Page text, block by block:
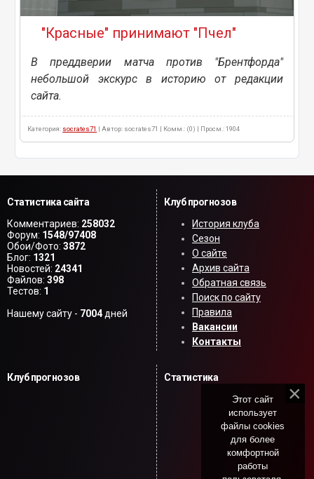
"Красные" принимают "Пчел"
В преддверии матча против "Брентфорда"
небольшой экскурс в историю от редакции
сайта.
Категория: socrates71 | Автор: socrates71 | Комм.: (0) | Просм.: 1904
Статистика сайта
Комментариев: 258032
Форум: 1548/97408
Обои/Фото: 3872
Блог: 1321
Новостей: 24341
Файлов: 398
Тестов: 1
Нашему сайту - 7004дней
Клуб прогнозов
История клуба
Сезон
О сайте
Архив сайта
Обратная связь
Поиск по сайту
Правила
Вакансии
Контакты
Клуб прогнозов Статистика
Этот сайт
использует
файлы cookies
для более
комфортной
работы